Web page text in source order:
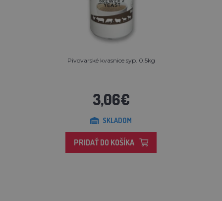
Pivovarské kvasnice syp. 0.5kg
3,06€
SKLADOM
PRIDAŤ DO KOŠÍKA